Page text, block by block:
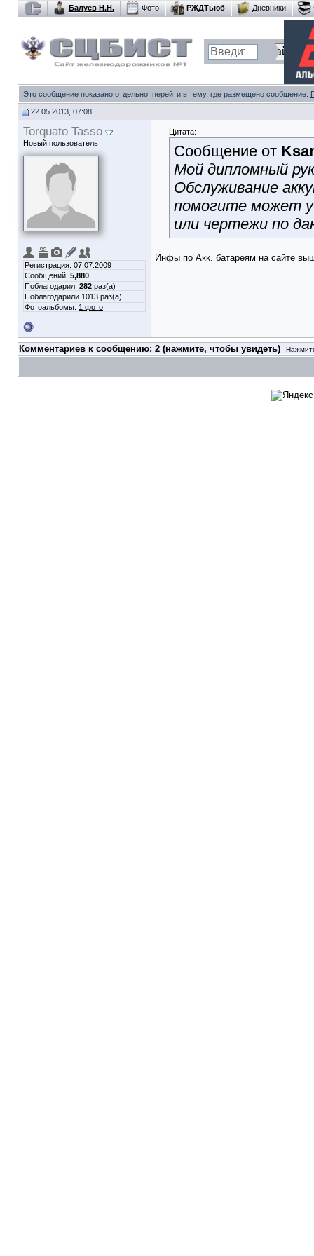
Балуев Н.Н. Фото РЖДТьюб Дневники
Это сообщение показано отдельно, перейти в тему, где размещено сообщение:
22.05.2013, 07:08
Torquato Tasso
Новый пользователь
Регистрация: 07.07.2009
Сообщений: 5,880
Поблагодарил: 282 раз(а)
Поблагодарили 1013 раз(а)
Фотоальбомы: 1 фото
Цитата:
Сообщение от
Мой дипломный
Обслуживание
помогите может у
или чертежи по
Инфы по Акк. батареям на сайте
Комментариев к сообщению: 2 (нажмите, чтобы увидеть)